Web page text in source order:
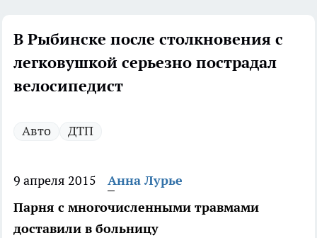
В Рыбинске после столкновения с
легковушкой серьезно пострадал
велосипедист
Авто ДТП
9 апреля 2015
Анна Лурье
Парня с многочисленными травмами
доставили в больницу